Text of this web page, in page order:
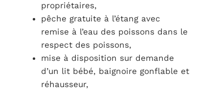
propriétaires,
pêche gratuite à l’étang avec
remise à l’eau des poissons dans le
respect des poissons,
mise à disposition sur demande
d’un lit bébé, baignoire gonflable et
réhausseur,